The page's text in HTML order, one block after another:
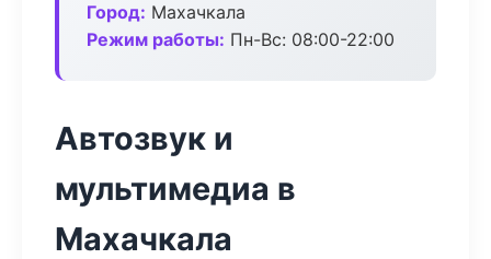
Город: Махачкала
Режим работы: Пн-Вс: 08:00-22:00
Автозвук и
мультимедиа в
Махачкала